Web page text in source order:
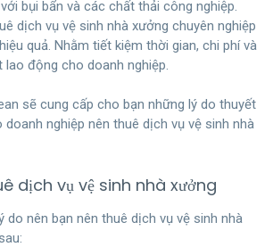
bụi bẩn và các chất thải công nghiệp.
dịch vụ vệ sinh nhà xưởng chuyên nghiệp
quả. Nhằm tiết kiệm thời gian, chi phí và
lao động cho doanh nghiệp.
sẽ cung cấp cho bạn những lý do thuyết
nghiệp nên thuê dịch vụ vệ sinh nhà
dịch vụ vệ sinh nhà xưởng
do nên bạn nên thuê dịch vụ vệ sinh nhà